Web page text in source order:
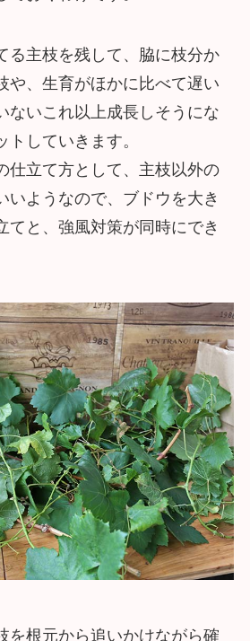
る主枝を残して、脇に枝分か
や、生育がほかに比べて遅い
ないこれ以上成長しそうにな
していきます。
仕立て方として、主枝以外の
いようなので、ブドウを大き
てと、強風対策が同時にでき
を根元から追いかけながら確